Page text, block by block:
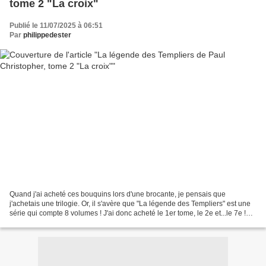
tome 2 "La croix"
Publié le 11/07/2025 à 06:51
Par philippedester
Quand j'ai acheté ces bouquins lors d'une brocante, je pensais que
j'achetais une trilogie. Or, il s'avère que "La légende des Templiers" est une
série qui compte 8 volumes ! J'ai donc acheté le 1er tome, le 2e et...le 7e !